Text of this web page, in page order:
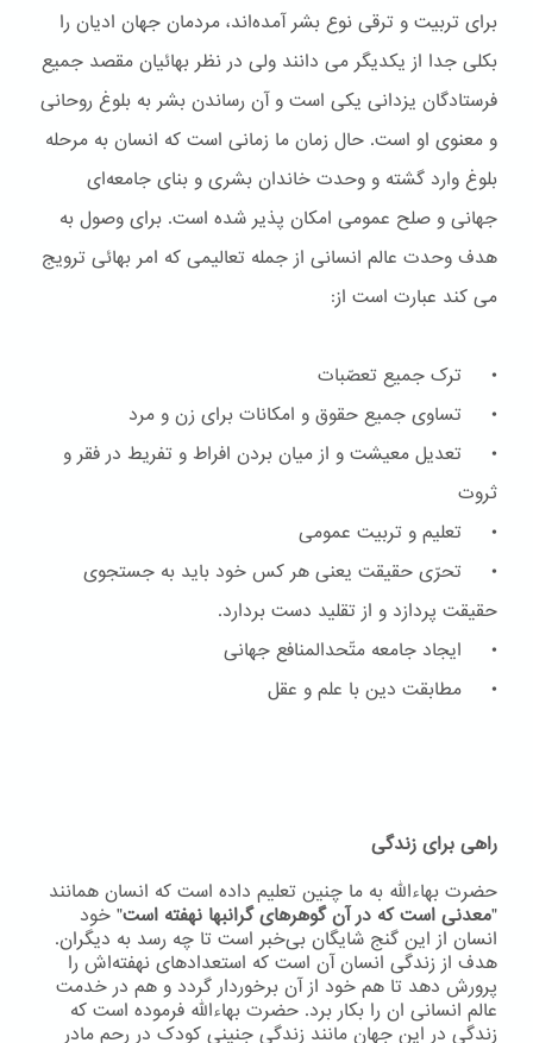
برای تربیت و ترقی نوع بشر آمده‌اند، مردمان جهان ادیان را
بکلی جدا از یکدیگر می دانند ولی در نظر بهائیان مقصد جمیع
فرستادگان یزدانی یکی است و آن رساندن بشر به بلوغ روحانی
و معنوی او است. حال زمان ما زمانی است که انسان به مرحله
بلوغ وارد گشته و وحدت خاندان بشری و بنای جامعه‌ای
جهانی و صلح عمومی امکان پذیر شده است. برای وصول به
هدف وحدت عالم انسانی از جمله تعالیمی که امر بهائی ترویج
می کند عبارت است از:
• ترک جمیع تعصّبات
• تساوی جمیع حقوق و امکانات برای زن و مرد
• تعدیل معیشت و از میان بردن افراط و تفریط در فقر و
ثروت
• تعلیم و تربیت عمومی
• تحرّی حقیقت یعنی هر کس خود باید به جستجوی
حقیقت پردازد و از تقلید دست بردارد.
• ایجاد جامعه متّحدالمنافع جهانی
• مطابقت دین با علم و عقل
راهی برای زندگی
حضرت بهاءاللّه به ما چنین تعلیم داده است که انسان همانند
"معدنی است که در آن گوهرهای گرانبها نهفته است" خود
انسان از این گنج شایگان بی‌خبر است تا چه رسد به دیگران.
هدف از زندگی انسان آن است که استعدادهای نهفته‌اش را
پرورش دهد تا هم خود از آن برخوردار گردد و هم در خدمت
عالم انسانی ان را بکار برد. حضرت بهاءاللّه فرموده است که
زندگی در این جهان مانند زندگی جنینی کودک در رحم مادر